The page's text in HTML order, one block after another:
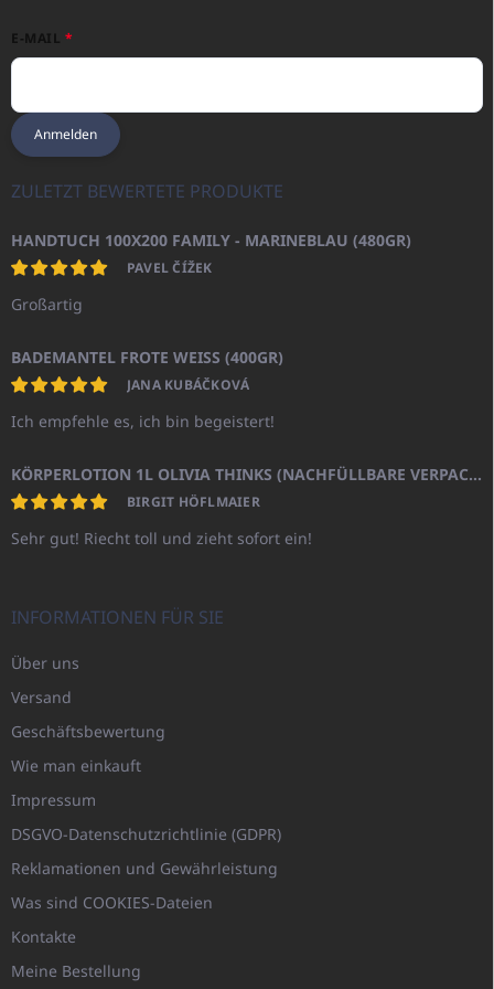
E-MAIL
Anmelden
ZULETZT BEWERTETE PRODUKTE
HANDTUCH 100X200 FAMILY - MARINEBLAU (480GR)
PAVEL ČÍŽEK
Großartig
BADEMANTEL FROTE WEISS (400GR)
JANA KUBÁČKOVÁ
Ich empfehle es, ich bin begeistert!
KÖRPERLOTION 1L OLIVIA THINKS (NACHFÜLLBARE VERPACKUNG)
BIRGIT HÖFLMAIER
Sehr gut! Riecht toll und zieht sofort ein!
INFORMATIONEN FÜR SIE
Über uns
Versand
Geschäftsbewertung
Wie man einkauft
Impressum
DSGVO-Datenschutzrichtlinie (GDPR)
Reklamationen und Gewährleistung
Was sind COOKIES-Dateien
Kontakte
Meine Bestellung